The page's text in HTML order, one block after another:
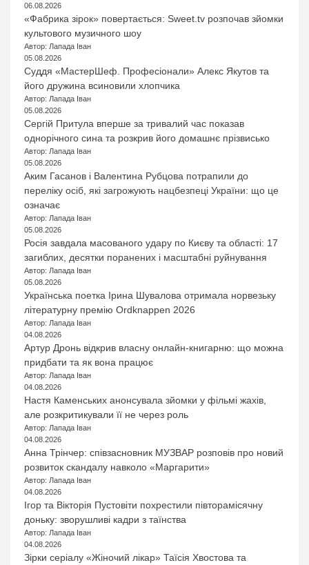
06.08.2026
«Фабрика зірок» повертається: Sweet.tv розпочав зйомки
культового музичного шоу
Автор: Лапада Іван
05.08.2026
Суддя «МастерШеф. Професіонали» Алекс Якутов та
його дружина всиновили хлопчика
Автор: Лапада Іван
05.08.2026
Сергій Притула вперше за тривалий час показав
однорічного сина та розкрив його домашнє прізвисько
Автор: Лапада Іван
05.08.2026
Аким Гасанов і Валентина Рубцова потрапили до
переліку осіб, які загрожують нацбезпеці України: що це
означає
Автор: Лапада Іван
05.08.2026
Росія завдала масованого удару по Києву та області: 17
загиблих, десятки поранених і масштабні руйнування
Автор: Лапада Іван
05.08.2026
Українська поетка Ірина Шувалова отримала норвезьку
літературну премію Ordknappen 2026
Автор: Лапада Іван
04.08.2026
Артур Дронь відкрив власну онлайн-книгарню: що можна
придбати та як вона працює
Автор: Лапада Іван
04.08.2026
Настя Каменських анонсувала зйомки у фільмі жахів,
але розкритикували її не через роль
Автор: Лапада Іван
04.08.2026
Анна Трінчер: співзасновник МУЗВАР розповів про новий
розвиток скандалу навколо «Маргарити»
Автор: Лапада Іван
04.08.2026
Ігор та Вікторія Пустовіти похрестили півторамісячну
доньку: зворушливі кадри з таїнства
Автор: Лапада Іван
04.08.2026
Зірки серіалу «Жіночий лікар» Таїсія Хвостова та